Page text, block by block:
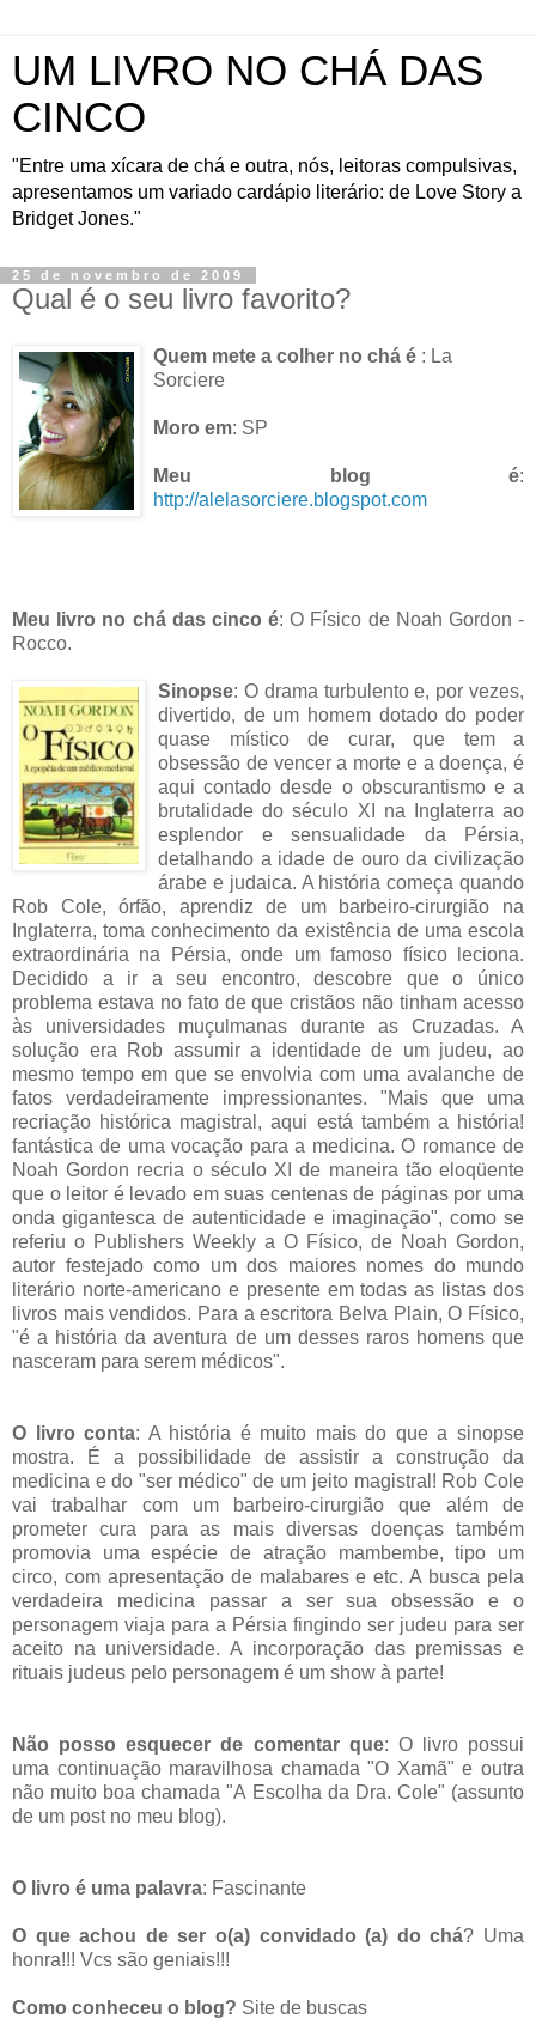
UM LIVRO NO CHÁ DAS
CINCO
"Entre uma xícara de chá e outra, nós, leitoras compulsivas,
apresentamos um variado cardápio literário: de Love Story a
Bridget Jones."
25 de novembro de 2009
Qual é o seu livro favorito?
Quem mete a colher no chá é : La
Sorciere
Moro em: SP
Meu blog é:
http://alelasorciere.blogspot.com
Meu livro no chá das cinco é:O Físico de Noah Gordon -
Rocco.
Sinopse: O drama turbulento e, por vezes,
divertido, de um homem dotado do poder
quase místico de curar, que tem a
obsessão de vencer a morte e a doença, é
aqui contado desde o obscurantismo e a
brutalidade do século XI na Inglaterra ao
esplendor e sensualidade da
Pérsia,
detalhando a idade de ouro da civilização
árabe e judaica. A história começa quando
Rob Cole, órfão, aprendiz de um barbeiro-cirurgião na
Inglaterra, toma conhecimento da existência de uma escola
extraordinária na Pérsia, onde um famoso físico leciona.
Decidido a ir a seu encontro, descobre que o único
problema estava no fato de que cristãos não tinham acesso
às universidades muçulmanas durante as Cruzadas. A
solução era Rob assumir a identidade de um judeu, ao
mesmo tempo em que se envolvia com uma avalanche de
fatos verdadeiramente impressionantes. "Mais que uma
recriação histórica magistral, aqui está também a história!
fantástica de uma vocação para a medicina. O romance de
Noah Gordon recria o século XI de maneira tão eloqüente
que o leitor é levado em suas centenas de páginas por uma
onda gigantesca de autenticidade e imaginação", como se
referiu o Publishers Weekly a O Físico, de Noah Gordon,
autor festejado como um dos maiores nomes do mundo
literário norte-americano e presente em todas as listas dos
livros mais vendidos. Para a escritora Belva Plain, O Físico,
"é a história da aventura de um desses raros homens que
nasceram para serem médicos".
O livro conta: A história é muito mais do que a sinopse
mostra. É a possibilidade de assistir a construção da
medicina e do "ser médico" de um jeito magistral! Rob Cole
vai trabalhar com um barbeiro-cirurgião que além de
prometer cura para as mais diversas doenças também
promovia uma espécie de atração mambembe, tipo um
circo, com apresentação de malabares e etc. A busca pela
verdadeira medicina passar a ser sua obsessão e o
personagem viaja para a Pérsia fingindo ser judeu para ser
aceito na universidade. A incorporação das premissas e
rituais judeus pelo personagem é um show à parte!
Não posso esquecer de comentar que: O livro possui
uma continuação maravilhosa chamada "O Xamã" e outra
não muito boa chamada "A Escolha da Dra. Cole" (assunto
de um post no meu blog).
O livro é uma palavra: Fascinante
O que achou de ser o(a) convidado (a) do chá? Uma
honra!!! Vcs são geniais!!!
Como conheceu o blog? Site de buscas